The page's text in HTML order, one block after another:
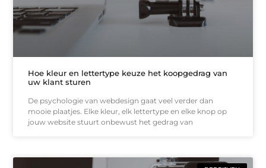
Hoe kleur en lettertype keuze het koopgedrag van
uw klant sturen
De psychologie van webdesign gaat veel verder dan
mooie plaatjes. Elke kleur, elk lettertype en elke knop op
jouw website stuurt onbewust het gedrag van